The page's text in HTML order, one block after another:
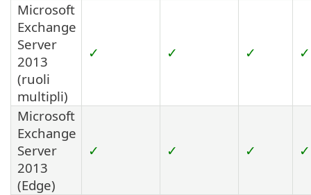
Microsoft
Exchange
Server
2013
(ruoli
multipli)
✓ ✓ ✓ ✓
Microsoft
Exchange
Server
2013
(Edge)
✓ ✓ ✓ ✓